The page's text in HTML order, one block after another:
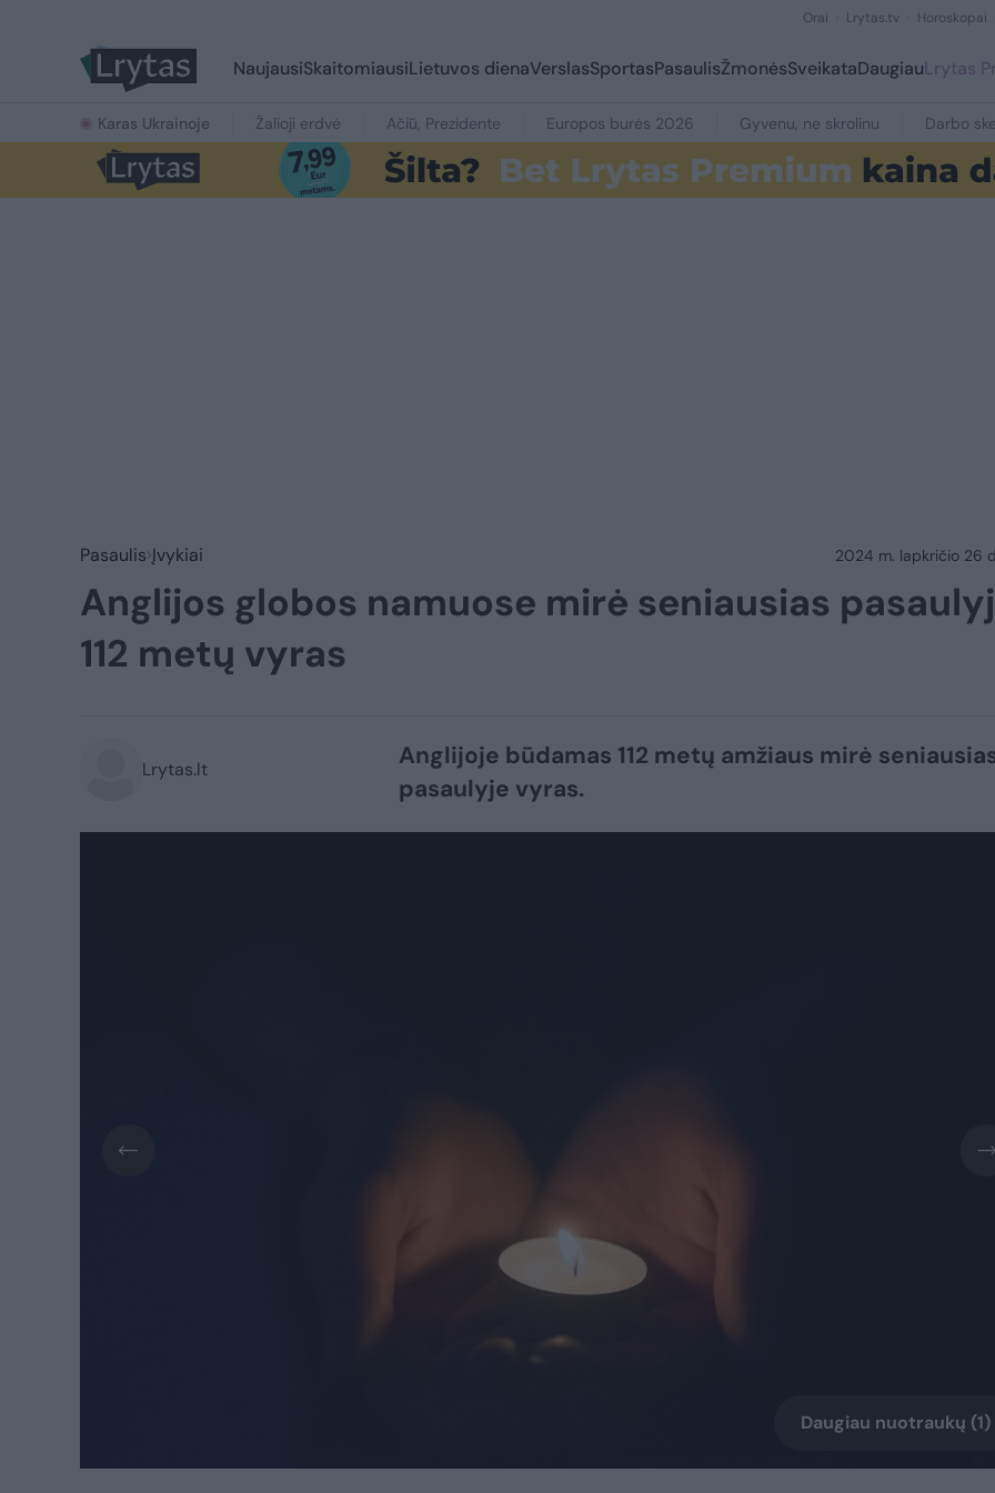
Orai Lrytas.tv Horoskopai
NaujausiSkaitomiausiLietuvos dienaVerslasSportasPasaulisŽmonėsSveikataDaugiauLrytas
Karas Ukrainoje Žalioji erdvė Ačiū, Prezidente Europos burės 2026 Gyvenu, ne skrolinu Darbo
Pasaulis Įvykiai 2024 m. lapkričio 26
Anglijos globos namuose mirė seniausias
112 metų vyras
Lrytas.lt
Anglijoje būdamas 112 metų amžiaus mirė
pasaulyje vyras.
Daugiau nuotraukų (1)